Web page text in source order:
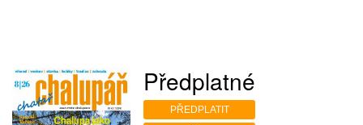
Předplatné
PŘEDPLATIT